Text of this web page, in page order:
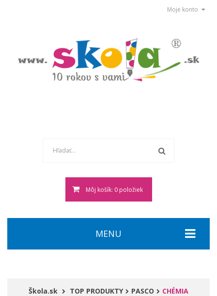
Moje konto
Môj košík: 0 položiek
MENU
Škola.sk TOP PRODUKTY PASCO CHÉMIA